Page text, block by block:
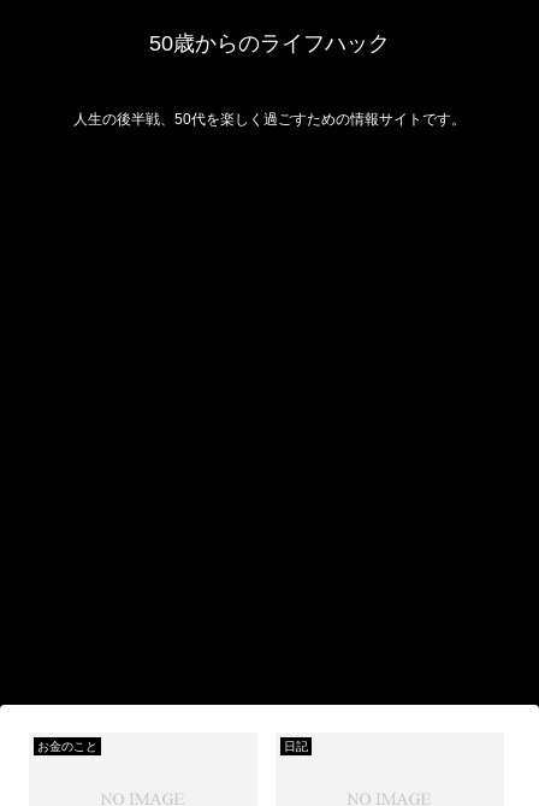
50歳からのライフハック
人生の後半戦、50代を楽しく過ごすための情報サイトです。
お金のこと 日記